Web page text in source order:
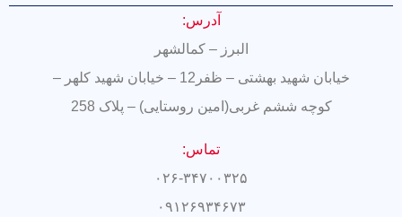
آدرس:
البرز – کمالشهر
خیابان شهید بهشتی – ظفر12 – خیابان شهید کلهر –
کوچه ششم غربی(امین روستایی) – پلاک 258
تماس:
۰۲۶-۳۴۷۰۰۳۲۵
۰۹۱۲۶۹۳۴۶۷۳